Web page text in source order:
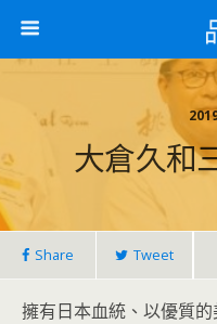
大倉久和
Share Tweet
擁有日本血統、以優質